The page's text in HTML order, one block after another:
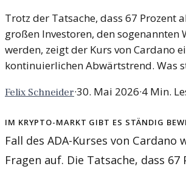
Trotz der Tatsache, dass 67 Prozent
großen Investoren, den sogenannten
werden, zeigt der Kurs von Cardano
kontinuierlichen Abwärtstrend. Was
Felix Schneider·30. Mai 2026·4 Min.
Im Krypto-Markt gibt es ständig
Fall des ADA-Kurses von Cardano
Fragen auf. Die Tatsache, dass